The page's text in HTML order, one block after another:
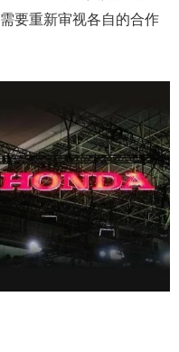
要重新审视各自的合作